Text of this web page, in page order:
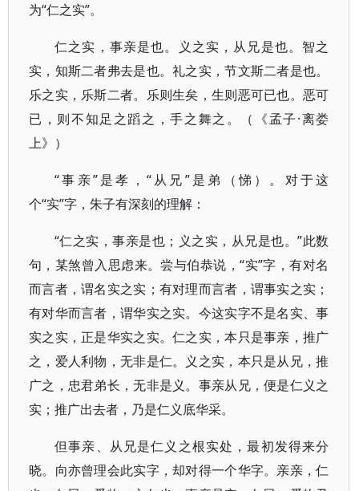
为“仁之实”。
仁之实，事亲是也。义之实，从兄是也。智之
实，知斯二者弗去是也。礼之实，节文斯二者是也。
乐之实，乐斯二者。乐则生矣，生则恶可已也。恶可
已，则不知足之蹈之，手之舞之。（《孟子·离娄
上》）
“事亲”是孝，“从兄”是弟（悌）。对于这
个“实”字，朱子有深刻的理解：
“仁之实，事亲是也；义之实，从兄是也。”此数
句，某煞曾入思虑来。尝与伯恭说，“实”字，有对名
而言者，谓名实之实；有对理而言者，谓事实之实；
有对华而言者，谓华实之实。今这实字不是名实、事
实之实，正是华实之实。仁之实，本只是事亲，推广
之，爱人利物，无非是仁。义之实，本只是从兄，推
广之，忠君弟长，无非是义。事亲从兄，便是仁义之
实；推广出去者，乃是仁义底华采。
但事亲、从兄是仁义之根实处，最初发得来分
晓。向亦曾理会此实字，却对得一个华字。亲亲，仁